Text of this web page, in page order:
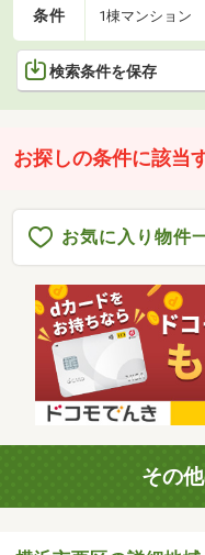
条件 1棟マンション
検索条件を保存
お探しの条件に該当
お気に入り物件
その